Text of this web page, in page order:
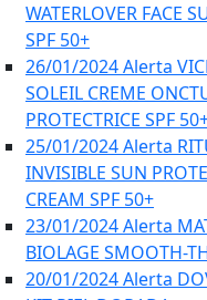
WATERLOVER FACE
SPF 50+
26/01/2024 Alerta
SOLEIL CREME
PROTECTRICE SPF
25/01/2024 Alerta
INVISIBLE SUN
CREAM SPF 50+
23/01/2024 Alerta
BIOLAGE SMOOTH-
20/01/2024 Alerta